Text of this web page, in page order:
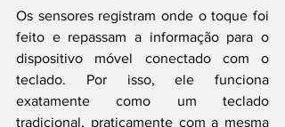
Os sensores registram onde o toque foi
feito e repassam a informação para o
dispositivo móvel conectado com o
teclado. Por isso, ele funciona
exatamente como um teclado
tradicional, praticamente com a mesma